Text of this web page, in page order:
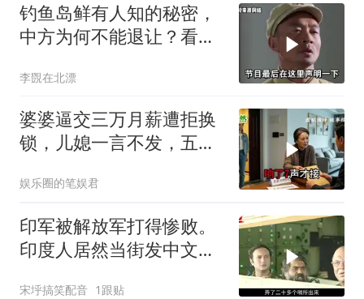
钓鱼岛鲜有人知的秘密，
中方为何不能退让？看完
李覴在北漂
婆婆逼交三万月薪遭拒换
锁，儿媳一言不发，五天
娱乐圈的笔娱君
印军被解放军打得惨败。
印度人居然当街发中文教
宋垀搞笑配音 1跟贴